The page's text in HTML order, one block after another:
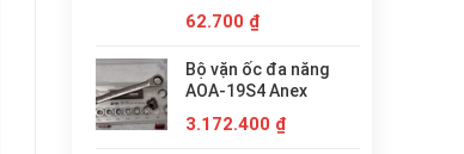
62.700 ₫
Bộ vặn ốc đa năng
AOA-19S4 Anex
3.172.400 ₫